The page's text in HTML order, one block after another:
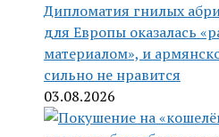
Дипломатия гнилых
для Европы оказалась
материалом», и
сильно не нравится
03.08.2026